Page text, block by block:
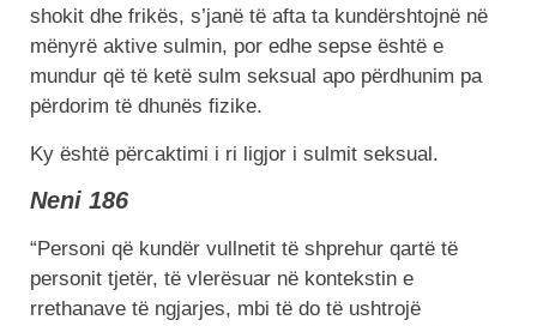
shokit dhe frikës, s’janë të afta ta kundërshtojnë në
mënyrë aktive sulmin, por edhe sepse është e
mundur që të ketë sulm seksual apo përdhunim pa
përdorim të dhunës fizike.
Ky është përcaktimi i ri ligjor i sulmit seksual.
Neni 186
“Personi që kundër vullnetit të shprehur qartë të
personit tjetër, të vlerësuar në kontekstin e
rrethanave të ngjarjes, mbi të do të ushtrojë